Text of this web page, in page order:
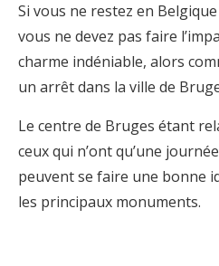
Si vous ne restez en
vous ne devez pas faire
charme indéniable, alors
un arrêt dans la ville de
Le centre de Bruges étant
ceux qui n’ont qu’une
peuvent se faire une bonne
les principaux monuments.